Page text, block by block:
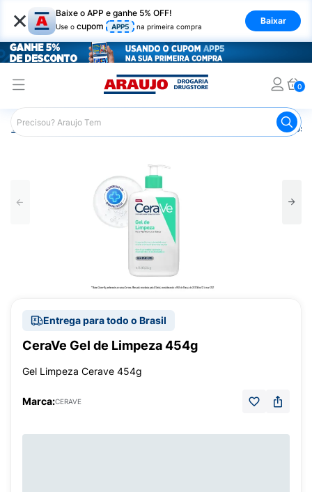
× Baixe o APP e ganhe 5% OFF!
Use o cupom APP5 na primeira compra
Baixar
0
Araujo Dermocosméticos Dermocosméticos para o
Entrega para todo o Brasil
CeraVe Gel de Limpeza 454g
Gel Limpeza Cerave 454g
Marca:CERAVE